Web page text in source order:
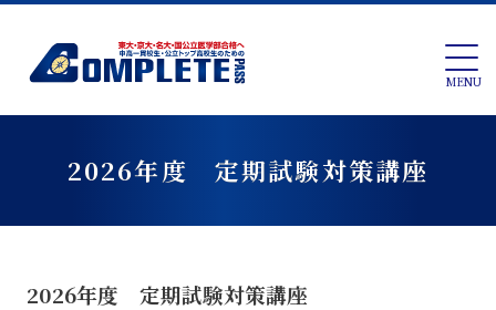
MENU
2026年度 定期試験対策講座
2026年度 定期試験対策講座